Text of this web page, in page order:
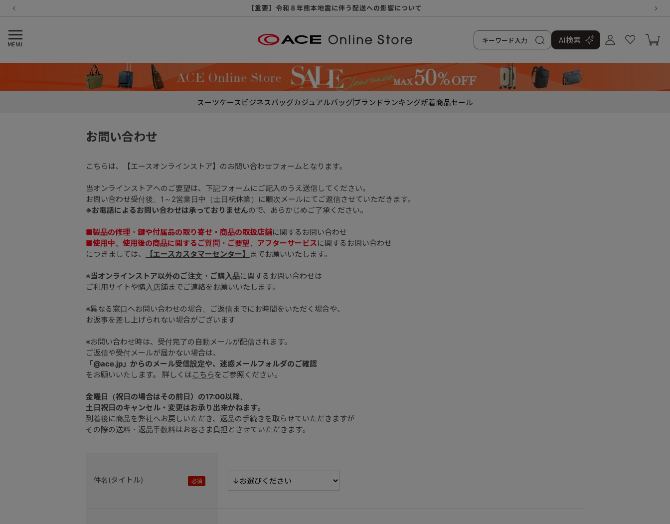
【重要】8/11（火・祝）休業及び配送スケジュールについて
【重要】令和８年熊本地震に伴う配送への影響について
【重要】納品書・領収書ペーパーレス化（電子化）のお知らせ
【重要】天候不良や交通状況・物量増等に伴う配送への影響について
【重要】悪質な詐欺サイトにご注意ください
【重要】各種メールが届かない場合に関しまして
【重要】お問い合わせのご対応に関しまして
【重要】SNSのなりすまし詐欺にご注意ください
MENU AI検索
スーツケースビジネスバッグカジュアルバッグブランドランキング新着商品セール
お問い合わせ
こちらは、【エースオンラインストア】のお問い合わせフォームとなります。
当オンラインストアへのご要望は、下記フォームにご記入のうえ送信してください。
お問い合わせ受付後、1～2営業日中（土日祝休業）に順次メールにてご返信させていただきます。
※お電話によるお問い合わせは承っておりませんので、あらかじめご了承ください。
■製品の修理・鍵や付属品の取り寄せ・商品の取扱店舗に関するお問い合わせ
■使用中、使用後の商品に関するご質問・ご要望、アフターサービスに関するお問い合わせ
につきましては、
【エースカスタマーセンター】 までお願いいたします。
※当オンラインストア以外のご注文・ご購入品に関するお問い合わせは
ご利用サイトや購入店舗までご連絡をお願いいたします。
※異なる窓口へお問い合わせの場合、ご返信までにお時間をいただく場合や、
お返事を差し上げられない場合がございます
※お問い合わせ時は、受付完了の自動メールが配信されます。
ご返信や受付メールが届かない場合は、
「@ace.jp」からのメール受信設定や、迷惑メールフォルダのご確認
をお願いいたします。 詳しくは こちら をご参照ください。
金曜日（祝日の場合はその前日）の17:00以降、
土日祝日のキャンセル・変更はお承り出来かねます。
到着後に商品を弊社へお戻しいただき、返品の手続きを取らせていただきますが
その際の送料・返品手数料はお客さま負担とさせていただきます。
件名(タイトル)